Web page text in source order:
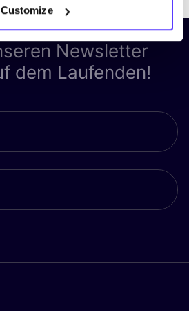
Customize
Newsletter
dem Laufenden!